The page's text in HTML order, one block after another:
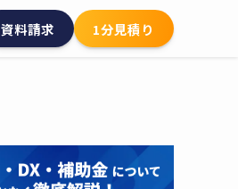
資料請求 1分見積り